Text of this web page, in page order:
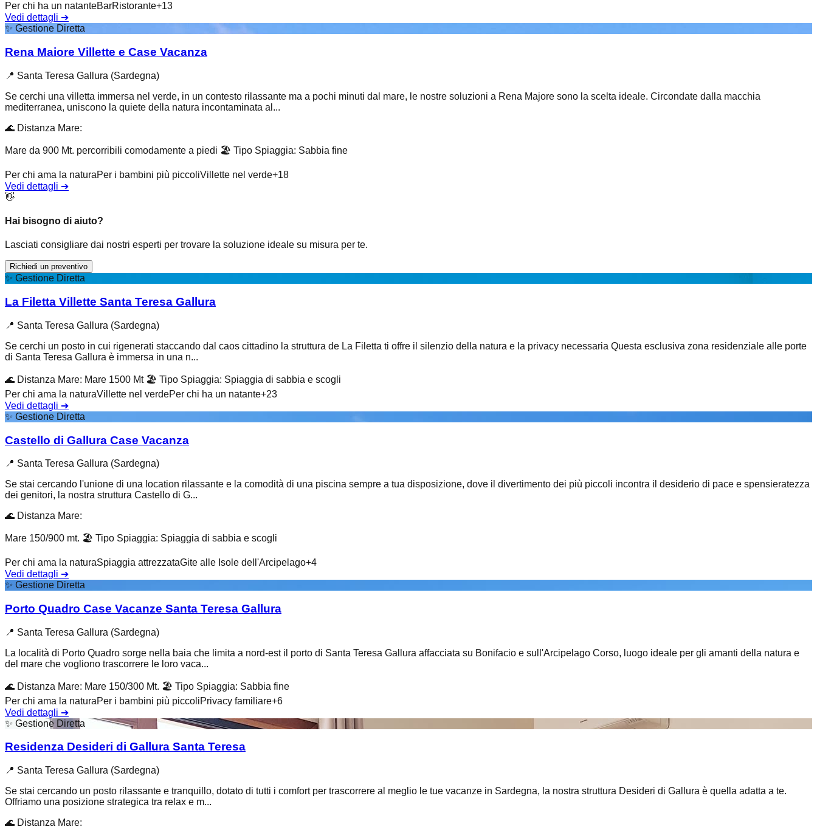
Per chi ha un natanteBarRistorante+13
Vedi dettagli ➔
✨ Gestione Diretta
Rena Maiore Villette e Case Vacanza
📍 Santa Teresa Gallura (Sardegna)
Se cerchi una villetta immersa nel verde, in un contesto rilassante ma a pochi minuti dal mare, le nostre soluzioni a Rena Majore sono la scelta ideale. Circondate dalla macchia
mediterranea, uniscono la quiete della natura incontaminata al...
🌊 Distanza Mare:
Mare da 900 Mt. percorribili comodamente a piedi 🏖️ Tipo Spiaggia: Sabbia fine
Per chi ama la naturaPer i bambini più piccoliVillette nel verde+18
Vedi dettagli ➔
👋
Hai bisogno di aiuto?
Lasciati consigliare dai nostri esperti per trovare la soluzione ideale su misura per te.
Richiedi un preventivo
✨ Gestione Diretta
La Filetta Villette Santa Teresa Gallura
📍 Santa Teresa Gallura (Sardegna)
Se cerchi un posto in cui rigenerati staccando dal caos cittadino la struttura de La Filetta ti offre il silenzio della natura e la privacy necessaria Questa esclusiva zona residenziale alle porte
di Santa Teresa Gallura è immersa in una n...
🌊 Distanza Mare: Mare 1500 Mt 🏖️ Tipo Spiaggia: Spiaggia di sabbia e scogli
Per chi ama la naturaVillette nel verdePer chi ha un natante+23
Vedi dettagli ➔
✨ Gestione Diretta
Castello di Gallura Case Vacanza
📍 Santa Teresa Gallura (Sardegna)
Se stai cercando l'unione di una location rilassante e la comodità di una piscina sempre a tua disposizione, dove il divertimento dei più piccoli incontra il desiderio di pace e spensieratezza
dei genitori, la nostra struttura Castello di G...
🌊 Distanza Mare:
Mare 150/900 mt. 🏖️ Tipo Spiaggia: Spiaggia di sabbia e scogli
Per chi ama la naturaSpiaggia attrezzataGite alle Isole dell'Arcipelago+4
Vedi dettagli ➔
✨ Gestione Diretta
Porto Quadro Case Vacanze Santa Teresa Gallura
📍 Santa Teresa Gallura (Sardegna)
La località di Porto Quadro sorge nella baia che limita a nord-est il porto di Santa Teresa Gallura affacciata su Bonifacio e sull'Arcipelago Corso, luogo ideale per gli amanti della natura e
del mare che vogliono trascorrere le loro vaca...
🌊 Distanza Mare: Mare 150/300 Mt. 🏖️ Tipo Spiaggia: Sabbia fine
Per chi ama la naturaPer i bambini più piccoliPrivacy familiare+6
Vedi dettagli ➔
✨ Gestione Diretta
Residenza Desideri di Gallura Santa Teresa
📍 Santa Teresa Gallura (Sardegna)
Se stai cercando un posto rilassante e tranquillo, dotato di tutti i comfort per trascorrere al meglio le tue vacanze in Sardegna, la nostra struttura Desideri di Gallura è quella adatta a te.
Offriamo una posizione strategica tra relax e m...
🌊 Distanza Mare: